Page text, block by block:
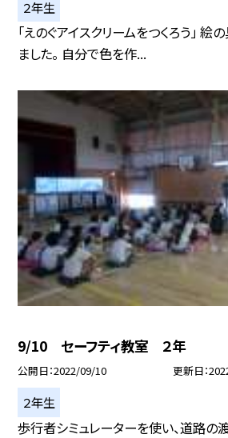
２年生
「えのぐアイスクリームをつくろう」
ました。 自分で色を作...
9/10 セーフティ教室 ２年
公開日 2022/09/10 更新日
２年生
歩行者シミュレーターを使い、道路の